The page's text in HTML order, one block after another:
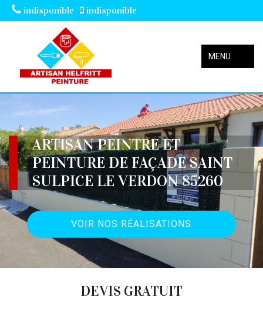
indisponible indisponible
MENU
ARTISAN PEINTRE ET
PEINTURE DE FAÇADE SAINT
SULPICE LE VERDON 85260
VOIR NOS RÉALISATIONS
DEVIS GRATUIT